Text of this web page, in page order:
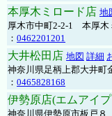
本厚木ミロード店 地
厚木市中町2-2-1 本厚
： 0462201201
大井松田店 地図 詳細
神奈川県足柄上郡大井町
： 0465828168
伊勢原店(エムアイ
神奈川県伊勢原市板戸８